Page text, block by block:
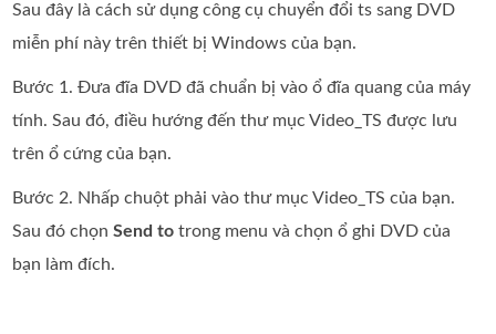
Sau đây là cách sử dụng công cụ chuyển đổi ts sang DVD
miễn phí này trên thiết bị Windows của bạn.
Bước 1. Đưa đĩa DVD đã chuẩn bị vào ổ đĩa quang của máy
tính. Sau đó, điều hướng đến thư mục Video_TS được lưu
trên ổ cứng của bạn.
Bước 2. Nhấp chuột phải vào thư mục Video_TS của bạn.
Sau đó chọnSend to trong menu và chọn ổ ghi DVD của
bạn làm đích.